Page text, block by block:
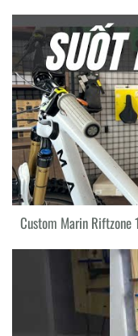
Custom Marin Riftzone